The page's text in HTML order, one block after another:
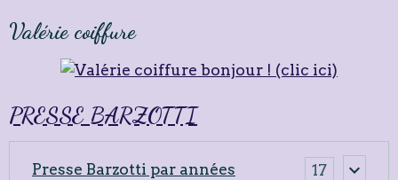
Valérie coiffure
PRESSE BARZOTTI
Presse Barzotti par années 17